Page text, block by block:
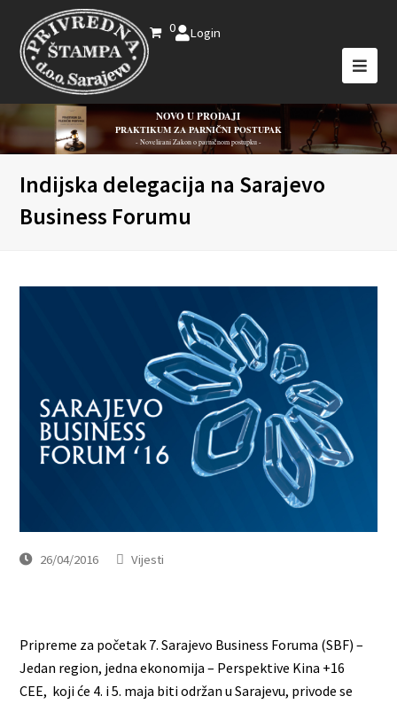
0 Login
NOVO U PRODAJI
PRAKTIKUM ZA PARNIČNI POSTUPAK
- Novelirani Zakon o parničnom postupku -
Indijska delegacija na Sarajevo
Business Forumu
26/04/2016 Vijesti
Pripreme za početak 7. Sarajevo Business Foruma (SBF) –
Jedan region, jedna ekonomija – Perspektive Kina +16
CEE, koji će 4. i 5. maja biti održan u Sarajevu, privode se